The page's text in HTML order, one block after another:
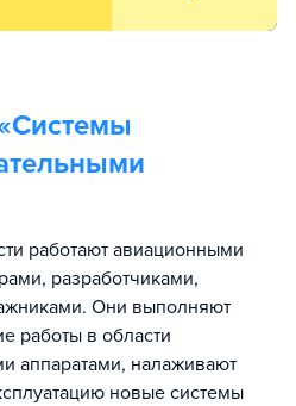
Системы
работают авиационными
разработчиками,
Они выполняют
работы в области
аппаратами, налаживают
новые системы